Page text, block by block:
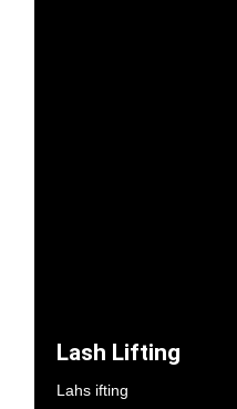
Lash Lifting
Lahs ifting